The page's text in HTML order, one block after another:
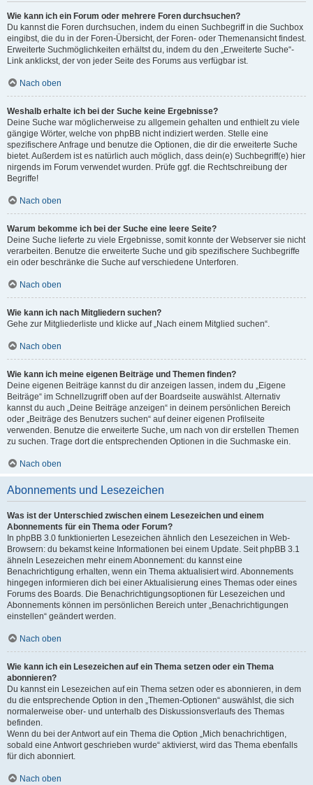
Wie kann ich ein Forum oder mehrere Foren durchsuchen?
Du kannst die Foren durchsuchen, indem du einen Suchbegriff in die Suchbox
eingibst, die du in der Foren-Übersicht, der Foren- oder Themenansicht findest.
Erweiterte Suchmöglichkeiten erhältst du, indem du den „Erweiterte Suche“-
Link anklickst, der von jeder Seite des Forums aus verfügbar ist.
Nach oben
Weshalb erhalte ich bei der Suche keine Ergebnisse?
Deine Suche war möglicherweise zu allgemein gehalten und enthielt zu viele
gängige Wörter, welche von phpBB nicht indiziert werden. Stelle eine
spezifischere Anfrage und benutze die Optionen, die dir die erweiterte Suche
bietet. Außerdem ist es natürlich auch möglich, dass dein(e) Suchbegriff(e) hier
nirgends im Forum verwendet wurden. Prüfe ggf. die Rechtschreibung der
Begriffe!
Nach oben
Warum bekomme ich bei der Suche eine leere Seite?
Deine Suche lieferte zu viele Ergebnisse, somit konnte der Webserver sie nicht
verarbeiten. Benutze die erweiterte Suche und gib spezifischere Suchbegriffe
ein oder beschränke die Suche auf verschiedene Unterforen.
Nach oben
Wie kann ich nach Mitgliedern suchen?
Gehe zur Mitgliederliste und klicke auf „Nach einem Mitglied suchen“.
Nach oben
Wie kann ich meine eigenen Beiträge und Themen finden?
Deine eigenen Beiträge kannst du dir anzeigen lassen, indem du „Eigene
Beiträge“ im Schnellzugriff oben auf der Boardseite auswählst. Alternativ
kannst du auch „Deine Beiträge anzeigen“ in deinem persönlichen Bereich
oder „Beiträge des Benutzers suchen“ auf deiner eigenen Profilseite
verwenden. Benutze die erweiterte Suche, um nach von dir erstellen Themen
zu suchen. Trage dort die entsprechenden Optionen in die Suchmaske ein.
Nach oben
Abonnements und Lesezeichen
Was ist der Unterschied zwischen einem Lesezeichen und einem
Abonnements für ein Thema oder Forum?
In phpBB 3.0 funktionierten Lesezeichen ähnlich den Lesezeichen in Web-
Browsern: du bekamst keine Informationen bei einem Update. Seit phpBB 3.1
ähneln Lesezeichen mehr einem Abonnement: du kannst eine
Benachrichtigung erhalten, wenn ein Thema aktualisiert wird. Abonnements
hingegen informieren dich bei einer Aktualisierung eines Themas oder eines
Forums des Boards. Die Benachrichtigungsoptionen für Lesezeichen und
Abonnements können im persönlichen Bereich unter „Benachrichtigungen
einstellen“ geändert werden.
Nach oben
Wie kann ich ein Lesezeichen auf ein Thema setzen oder ein Thema
abonnieren?
Du kannst ein Lesezeichen auf ein Thema setzen oder es abonnieren, in dem
du die entsprechende Option in den „Themen-Optionen“ auswählst, die sich
normalerweise ober- und unterhalb des Diskussionsverlaufs des Themas
befinden.
Wenn du bei der Antwort auf ein Thema die Option „Mich benachrichtigen,
sobald eine Antwort geschrieben wurde“ aktivierst, wird das Thema ebenfalls
für dich abonniert.
Nach oben